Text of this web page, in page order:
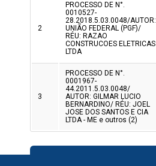
2
PROCESSO DE N°.
0010527-
28.2018.5.03.0048/AUTOR:
UNIÃO FEDERAL (PGF)/
RÉU: RAZAO
CONSTRUCOES ELETRICAS
LTDA
3
PROCESSO DE N°.
0001967-
44.2011.5.03.0048/
AUTOR: GILMAR LUCIO
BERNARDINO/ RÉU: JOEL
JOSE DOS SANTOS E CIA
LTDA - ME e outros (2)